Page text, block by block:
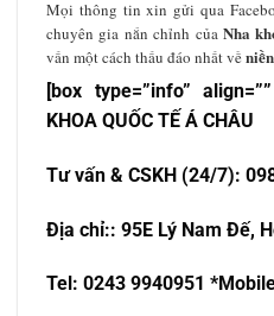
Mọi thông tin xin gửi qua
chuyên gia nắn chỉnh của Nha
vấn một cách thấu đáo nhất về
[box type=”info”
KHOA QUỐC TẾ Á CHÂU
Tưvấn & CSKH (24/7):
Địa chỉ:: 95E Lý Nam Đế,
Tel: 0243 9940951